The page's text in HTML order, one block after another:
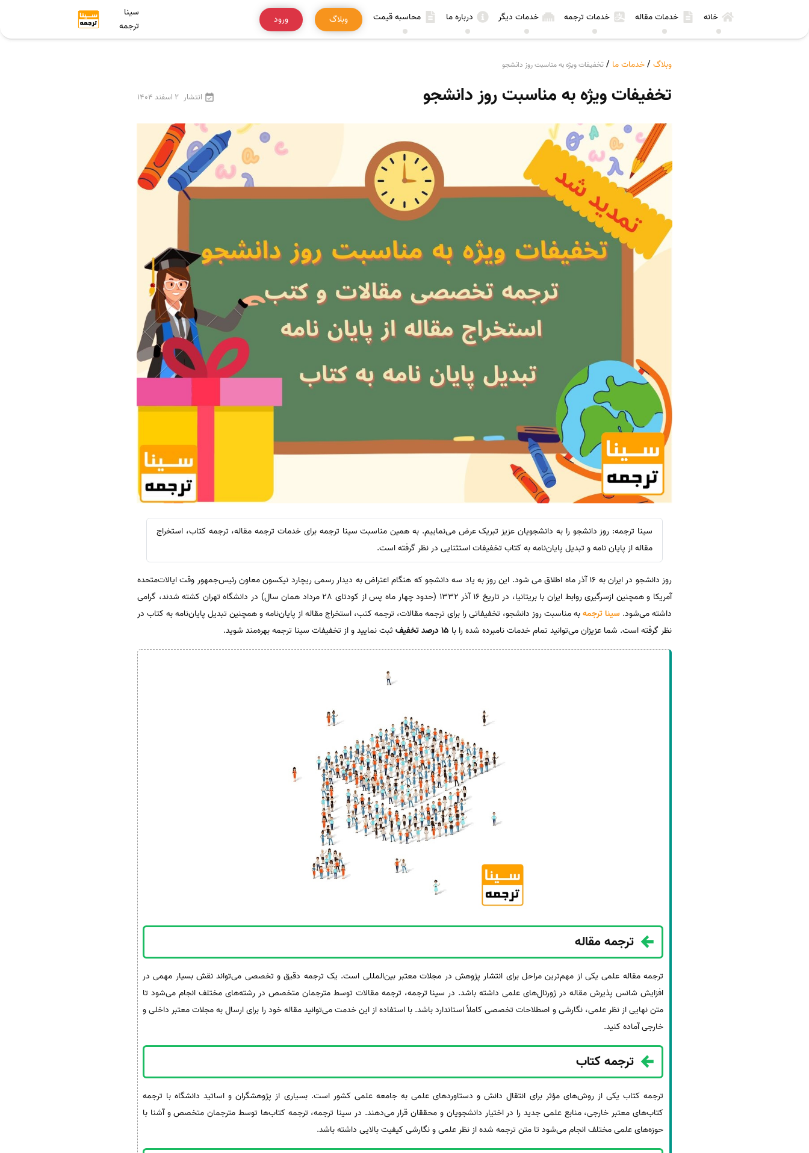
خانه خدمات مقاله خدمات ترجمه خدمات دیگر درباره ما محاسبه قیمت وبلاگ ورود
سینا
ترجمه
وبلاگ /خدمات ما / تخفیفات ویژه به مناسبت روز دانشجو
تخفیفات ویژه به مناسبت روز دانشجو انتشار 2 اسفند 1404
سینا ترجمه: روز دانشجو را به دانشجویان عزیز تبریک عرض می‌نماییم. به همین مناسبت سینا ترجمه برای خدمات ترجمه مقاله، ترجمه کتاب، استخراج
مقاله از پایان نامه و تبدیل پایان‌نامه به کتاب تخفیفات استثنایی در نظر گرفته است.
روز دانشجو در ایران به 16 آذر ماه اطلاق می شود. این روز به یاد سه دانشجو که هنگام اعتراض به دیدار رسمی ریچارد نیکسون معاون رئیس‌جمهور وقت ایالات‌متحده
آمریکا و همچنین ازسرگیری روابط ایران با بریتانیا، در تاریخ 16 آذر 1332 (حدود چهار ماه پس از کودتای 28 مرداد همان سال) در دانشگاه تهران کشته شدند، گرامی
داشته می‌شود. سینا ترجمهبه مناسبت روز دانشجو، تخفیفاتی را برای ترجمه مقالات، ترجمه کتب، استخراج مقاله از پایان‌نامه و همچنین تبدیل پایان‌نامه به کتاب در
نظر گرفته است. شما عزیزان می‌توانید تمام خدمات نامبرده شده را با 15 درصد تخفیف ثبت نمایید و از تخفیفات سینا ترجمه بهره‌مند شوید.
ترجمه مقاله
ترجمه مقاله علمی یکی از مهم‌ترین مراحل برای انتشار پژوهش در مجلات معتبر بین‌المللی است. یک ترجمه دقیق و تخصصی می‌تواند نقش بسیار مهمی در
افزایش شانس پذیرش مقاله در ژورنال‌های علمی داشته باشد. در سینا ترجمه، ترجمه مقالات توسط مترجمان متخصص در رشته‌های مختلف انجام می‌شود تا
متن نهایی از نظر علمی، نگارشی و اصطلاحات تخصصی کاملاً استاندارد باشد. با استفاده از این خدمت می‌توانید مقاله خود را برای ارسال به مجلات معتبر داخلی و
خارجی آماده کنید.
ترجمه کتاب
ترجمه کتاب یکی از روش‌های مؤثر برای انتقال دانش و دستاوردهای علمی به جامعه علمی کشور است. بسیاری از پژوهشگران و اساتید دانشگاه با ترجمه
کتاب‌های معتبر خارجی، منابع علمی جدید را در اختیار دانشجویان و محققان قرار می‌دهند. در سینا ترجمه، ترجمه کتاب‌ها توسط مترجمان متخصص و آشنا با
حوزه‌های علمی مختلف انجام می‌شود تا متن ترجمه شده از نظر علمی و نگارشی کیفیت بالایی داشته باشد.